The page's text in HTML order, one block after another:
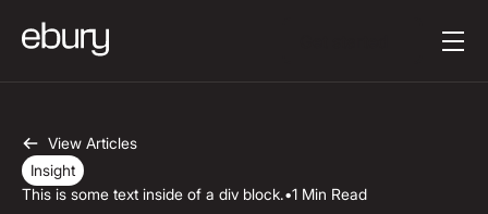
View Articles
Insight
This is some text inside of a div block.•1 Min Read